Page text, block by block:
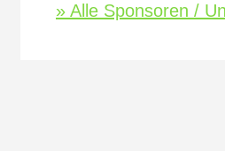
» Alle Sponsoren /